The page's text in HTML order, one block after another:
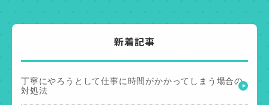
新着記事
丁寧にやろうとして仕事に時間がかかってしまう場合の
対処法